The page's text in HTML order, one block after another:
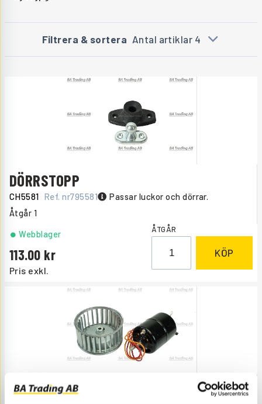
Filtrera & sortera Antal artiklar 4
DÖRRSTOPP
CH5581 Ref. nr795581 Passar luckor och dörrar.
Åtgår 1
Pris exkl.
113.00
Webblager ÅTGÅR
KÖP
FLÄKTMOTOR